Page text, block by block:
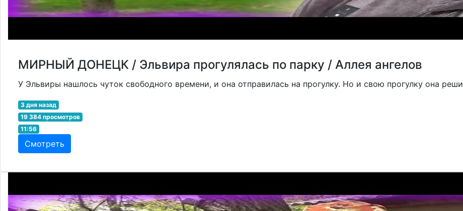
МИРНЫЙ ДОНЕЦК / Эльвира прогулялась по парку / Аллея ангелов
У Эльвиры нашлось чуток свободного времени, и она отправилась на прогулку. Но и свою прогулку она
3 дня назад
19 384 просмотров
11:56
Смотреть